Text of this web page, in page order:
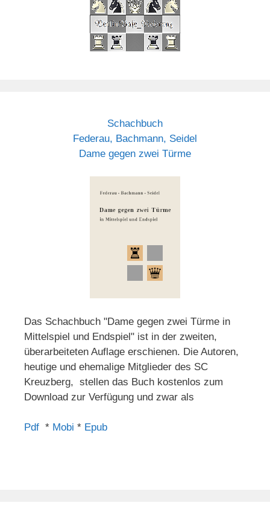
Schachbuch
Federau, Bachmann, Seidel
Dame gegen zwei Türme
Das Schachbuch "Dame gegen zwei Türme in
Mittelspiel und Endspiel" ist in der zweiten,
überarbeiteten Auflage erschienen. Die Autoren,
heutige und ehemalige Mitglieder des SC
Kreuzberg, stellen das Buch kostenlos zum
Download zur Verfügung und zwar als
Pdf * Mobi * Epub